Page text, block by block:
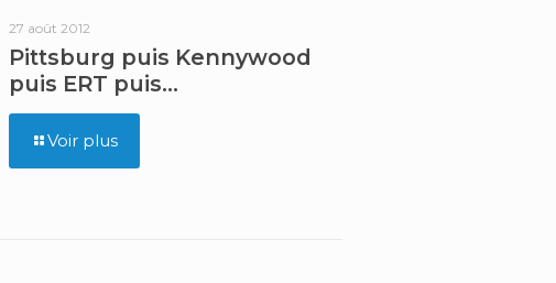
27 août 2012
Pittsburg puis Kennywood
puis ERT puis…
Voir plus